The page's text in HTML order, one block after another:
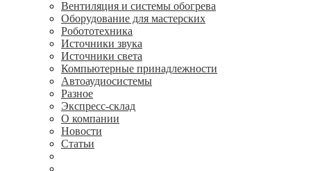
Вентиляция и системы обогрева
Оборудование для мастерских
Робототехника
Источники звука
Источники света
Компьютерные принадлежности
Автоаудиосистемы
Разное
Экспресс-склад
О компании
Новости
Статьи